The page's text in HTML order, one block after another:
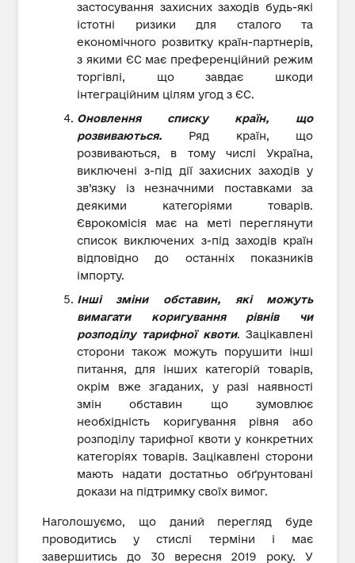
застосування захисних заходів будь-які
істотні ризики для сталого та
економічного розвитку країн-партнерів,
з якими ЄС має преференційний режим
торгівлі, що завдає шкоди
інтеграційним цілям угод з ЄС.
Оновлення списку країн, що
розвиваються. Ряд країн, що
розвиваються, в тому числі Україна,
виключені з-під дії захисних заходів у
зв’язку із незначними поставками за
деякими категоріями товарів.
Єврокомісія має на меті переглянути
список виключених з-під заходів країн
відповідно до останніх показників
імпорту.
Інші зміни обставин, які можуть
вимагати коригування рівнів чи
розподілу тарифної квоти. Зацікавлені
сторони також можуть порушити інші
питання, для інших категорій товарів,
окрім вже згаданих, у разі наявності
змін обставин що зумовлює
необхідність коригування рівня або
розподілу тарифної квоти у конкретних
категоріях товарів. Зацікавлені сторони
мають надати достатньо обґрунтовані
докази на підтримку своїх вимог.
Наголошуємо, що даний перегляд буде
проводитись у стислі терміни і має
завершитись до 30 вересня 2019 року. У